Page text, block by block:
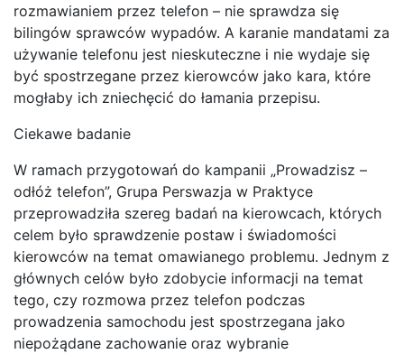
rozmawianiem przez telefon – nie sprawdza się
bilingów sprawców wypadów. A karanie mandatami za
używanie telefonu jest nieskuteczne i nie wydaje się
być spostrzegane przez kierowców jako kara, które
mogłaby ich zniechęcić do łamania przepisu.
Ciekawe badanie
W ramach przygotowań do kampanii „Prowadzisz –
odłóż telefon”, Grupa Perswazja w Praktyce
przeprowadziła szereg badań na kierowcach, których
celem było sprawdzenie postaw i świadomości
kierowców na temat omawianego problemu. Jednym z
głównych celów było zdobycie informacji na temat
tego, czy rozmowa przez telefon podczas
prowadzenia samochodu jest spostrzegana jako
niepożądane zachowanie oraz wybranie